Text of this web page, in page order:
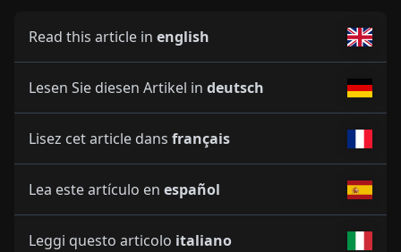
Read this article in english
Lesen Sie diesen Artikel in deutsch
Lisez cet article dans français
Lea este artículo en español
Leggi questo articolo italiano